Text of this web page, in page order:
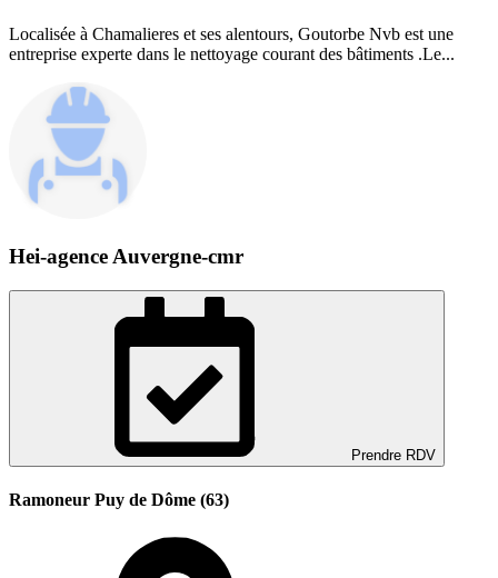
Localisée à Chamalieres et ses alentours, Goutorbe Nvb est une
entreprise experte dans le nettoyage courant des bâtiments .Le...
Hei-agence Auvergne-cmr
Prendre RDV
Ramoneur Puy de Dôme (63)